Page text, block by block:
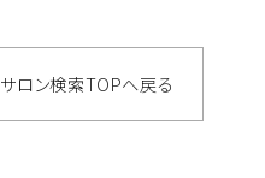
サロン検索TOPへ戻る